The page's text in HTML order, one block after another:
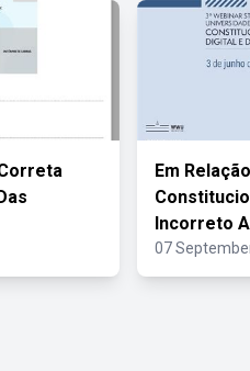
Em
Incorreto
07